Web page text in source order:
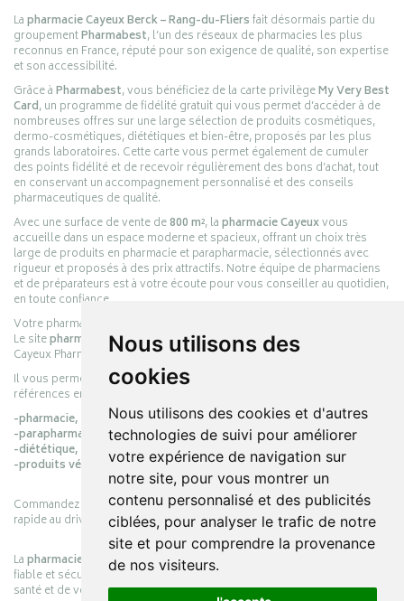
Nous utilisons des
cookies
Nous utilisons des cookies et d'autres
technologies de suivi pour améliorer
votre expérience de navigation sur
notre site, pour vous montrer un
contenu personnalisé et des publicités
ciblées, pour analyser le trafic de notre
site et pour comprendre la provenance
de nos visiteurs.
Lapharmacie Cayeux Berck – Rang-du-Fliersfait désormais partie du
groupementPharmabest, l’un des réseaux de pharmacies les plus
reconnus en France, réputé pour son exigence de qualité, son expertise
et son accessibilité.
Grâce àPharmabest, vous bénéficiez de la carte privilègeMy Very Best
Card, un programme de fidélité gratuit qui vous permet d’accéder à de
nombreuses offres sur une large sélection de produits cosmétiques,
dermo-cosmétiques, diététiques et bien-être, proposés par les plus
grands laboratoires. Cette carte vous permet également de cumuler
des points fidélité et de recevoir régulièrement des bons d’achat, tout
en conservant un accompagnement personnalisé et des conseils
pharmaceutiques de qualité.
Avec une surface de vente de800 m², lapharmacie Cayeuxvous
accueille dans un espace moderne et spacieux, offrant un choix très
large de produits en pharmacie et parapharmacie, sélectionnés avec
rigueur et proposés à des prix attractifs. Notre équipe de pharmaciens
et de préparateurs est à votre écoute pour vous conseiller au quotidien,
en toute confiance.
Votre pharmacie en ligne :
Le sitepharmacie-cayeux.frest le prolongement digital de la pharmacie
Cayeux Pharmabest Berck-sur-Mer – Rang-du-Fliers.
Il vous permet de réaliser vos achats en ligne parmi des milliers de
références en :
-pharmacie,
-parapharmacie,
-diététique,
-produits vétérinaires.
Commandez simplement vos produits en ligne et choisissez le retrait
rapide au drive ou la livraison à domicile, en toute simplicité.
Lapharmacie Cayeuxs’engage à vous offrir une expérience pratique,
fiable et sécurisée, en officine comme en ligne, au service de votre
santé et de votre bien-être.